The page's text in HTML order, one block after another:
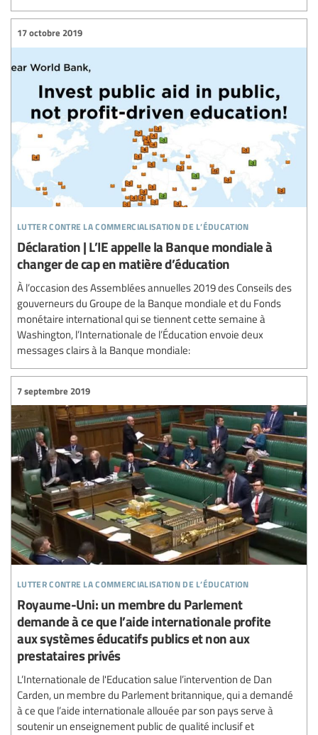
lutter contre la commercialisation de l’éducation
17 octobre 2019
Déclaration | L’IE appelle la Banque mondiale à
changer de cap en matière d’éducation
À l’occasion des Assemblées annuelles 2019 des Conseils des
gouverneurs du Groupe de la Banque mondiale et du Fonds
monétaire international qui se tiennent cette semaine à
Washington, l’Internationale de l’Éducation envoie deux
messages clairs à la Banque mondiale:
lutter contre la commercialisation de l’éducation
7 septembre 2019
Royaume-Uni: un membre du Parlement
demande à ce que l’aide internationale profite
aux systèmes éducatifs publics et non aux
prestataires privés
L’Internationale de l'Education salue l’intervention de Dan
Carden, un membre du Parlement britannique, qui a demandé
à ce que l’aide internationale allouée par son pays serve à
soutenir un enseignement public de qualité inclusif et